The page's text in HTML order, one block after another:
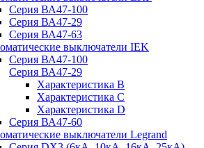
Серия ВА47-100
Серия ВА47-29
Серия ВА47-63
выключатели IEK
Серия ВА47-100
Серия ВА47-29
Характеристика B
Характеристика C
Характеристика D
Серия ВА47-60
выключатели Legrand